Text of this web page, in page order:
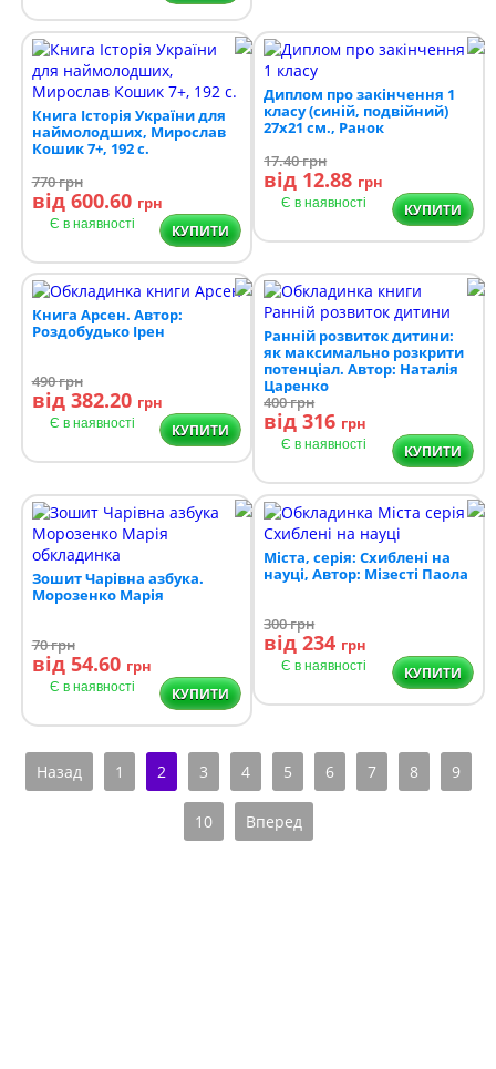
Книга Історія України для
наймолодших, Мирослав
Кошик 7+, 192 с.
770грн
від 600.60 грн
Є в наявності КУПИТИ
Диплом про закінчення 1
класу (синій, подвійний)
27х21 см., Ранок
17.40грн
від 12.88 грн
Є в наявності КУПИТИ
Книга Арсен. Автор:
Роздобудько Ірен
490грн
від 382.20 грн
Є в наявності КУПИТИ
Ранній розвиток дитини:
як максимально розкрити
потенціал. Автор: Наталія
Царенко
400грн
від 316 грн
Є в наявності КУПИТИ
Зошит Чарівна азбука.
Морозенко Марія
70грн
від 54.60 грн
Є в наявності КУПИТИ
Міста, серія: Схиблені на
науці, Автор: Мізесті Паола
300грн
від 234 грн
Є в наявності КУПИТИ
Назад 1 2 3 4 5 6 7 8 9
10 Вперед